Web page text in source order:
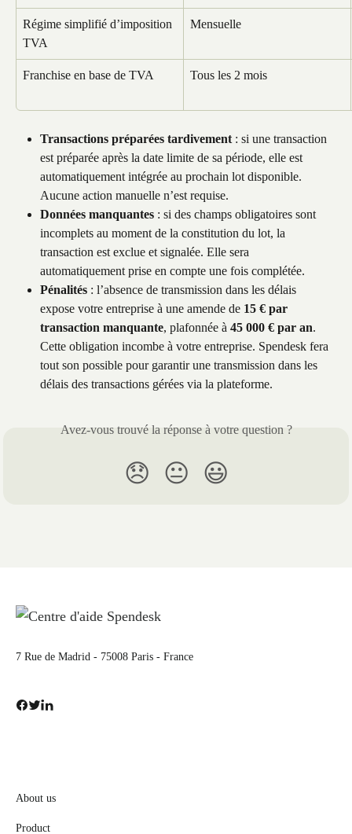
Régime simplifié d’imposition
TVA
Mensuelle
Franchise en base de TVA Tous les 2 mois
Transactions préparées tardivement : si une transaction
est préparée après la date limite de sa période, elle est
automatiquement intégrée au prochain lot disponible.
Aucune action manuelle n’est requise.
Données manquantes : si des champs obligatoires sont
incomplets au moment de la constitution du lot, la
transaction est exclue et signalée. Elle sera
automatiquement prise en compte une fois complétée.
Pénalités : l’absence de transmission dans les délais
expose votre entreprise à une amende de 15 € par
transaction manquante, plafonnée à 45 000 € par an.
Cette obligation incombe à votre entreprise. Spendesk fera
tout son possible pour garantir une transmission dans les
délais des transactions gérées via la plateforme.
Avez-vous trouvé la réponse à votre question ?
😞 😐 😃
7 Rue de Madrid - 75008 Paris - France
About us
Product